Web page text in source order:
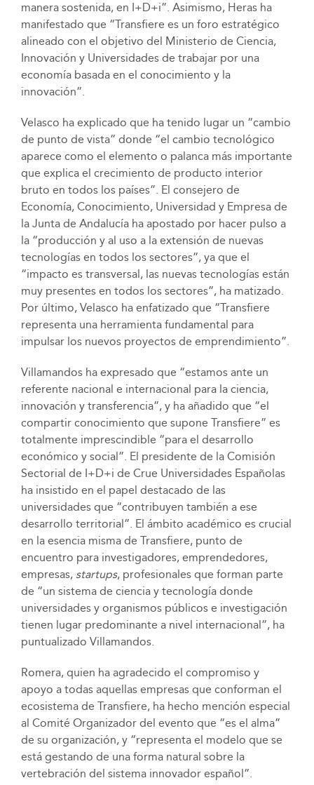
manera sostenida, en I+D+i”. Asimismo, Heras ha
manifestado que “Transfiere es un foro estratégico
alineado con el objetivo del Ministerio de Ciencia,
Innovación y Universidades de trabajar por una
economía basada en el conocimiento y la
innovación”.
Velasco ha explicado que ha tenido lugar un “cambio
de punto de vista” donde “el cambio tecnológico
aparece como el elemento o palanca más importante
que explica el crecimiento de producto interior
bruto en todos los países”. El consejero de
Economía, Conocimiento, Universidad y Empresa de
la Junta de Andalucía ha apostado por hacer pulso a
la “producción y al uso a la extensión de nuevas
tecnologías en todos los sectores”, ya que el
“impacto es transversal, las nuevas tecnologías están
muy presentes en todos los sectores”, ha matizado.
Por último, Velasco ha enfatizado que “Transfiere
representa una herramienta fundamental para
impulsar los nuevos proyectos de emprendimiento”.
Villamandos ha expresado que “estamos ante un
referente nacional e internacional para la ciencia,
innovación y transferencia”, y ha añadido que “el
compartir conocimiento que supone Transfiere” es
totalmente imprescindible “para el desarrollo
económico y social”. El presidente de la Comisión
Sectorial de I+D+i de Crue Universidades Españolas
ha insistido en el papel destacado de las
universidades que “contribuyen también a ese
desarrollo territorial”. El ámbito académico es crucial
en la esencia misma de Transfiere, punto de
encuentro para investigadores, emprendedores,
empresas,startups, profesionales que forman parte
de “un sistema de ciencia y tecnología donde
universidades y organismos públicos e investigación
tienen lugar predominante a nivel internacional”, ha
puntualizado Villamandos.
Romera, quien ha agradecido el compromiso y
apoyo a todas aquellas empresas que conforman el
ecosistema de Transfiere, ha hecho mención especial
al Comité Organizador del evento que “es el alma”
de su organización, y “representa el modelo que se
está gestando de una forma natural sobre la
vertebración del sistema innovador español”.